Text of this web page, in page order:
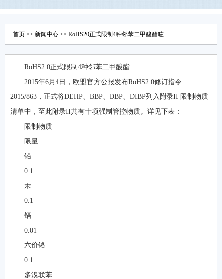
首页 >> 新闻中心 >> RoHS20正式限制4种邻苯二甲酸酯咗
RoHS2.0正式限制4种邻苯二甲酸酯
2015年6月4日，欧盟官方公报发布RoHS2.0修订指令
2015/863，正式将DEHP、BBP、DBP、DIBP列入附录II 限制物质
清单中，至此附录II共有十项强制管控物质。详见下表：
限制物质
限量
铅
0.1
汞
0.1
镉
0.01
六价铬
0.1
多溴联苯